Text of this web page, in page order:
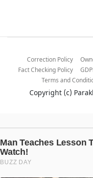
Correction Policy
Fact Checking Policy
Terms and
Copyright (c)